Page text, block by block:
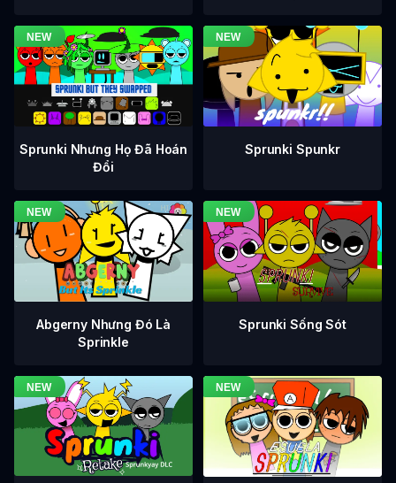
Sprunki Nhưng Họ Đã Hoán
Đổi
Sprunki Spunkr
Abgerny Nhưng Đó Là
Sprinkle
Sprunki Sống Sót